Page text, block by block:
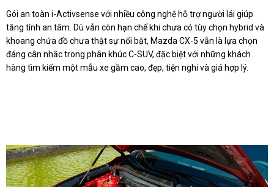
Gói an toàn i-Activsense với nhiều công nghệ hỗ trợ người lái giúp
tăng tính an tâm. Dù vẫn còn hạn chế khi chưa có tùy chọn hybrid và
khoang chứa đồ chưa thật sự nổi bật, Mazda CX-5 vẫn là lựa chọn
đáng cân nhắc trong phân khúc C-SUV, đặc biệt với những khách
hàng tìm kiếm một mẫu xe gầm cao, đẹp, tiện nghi và giá hợp lý.